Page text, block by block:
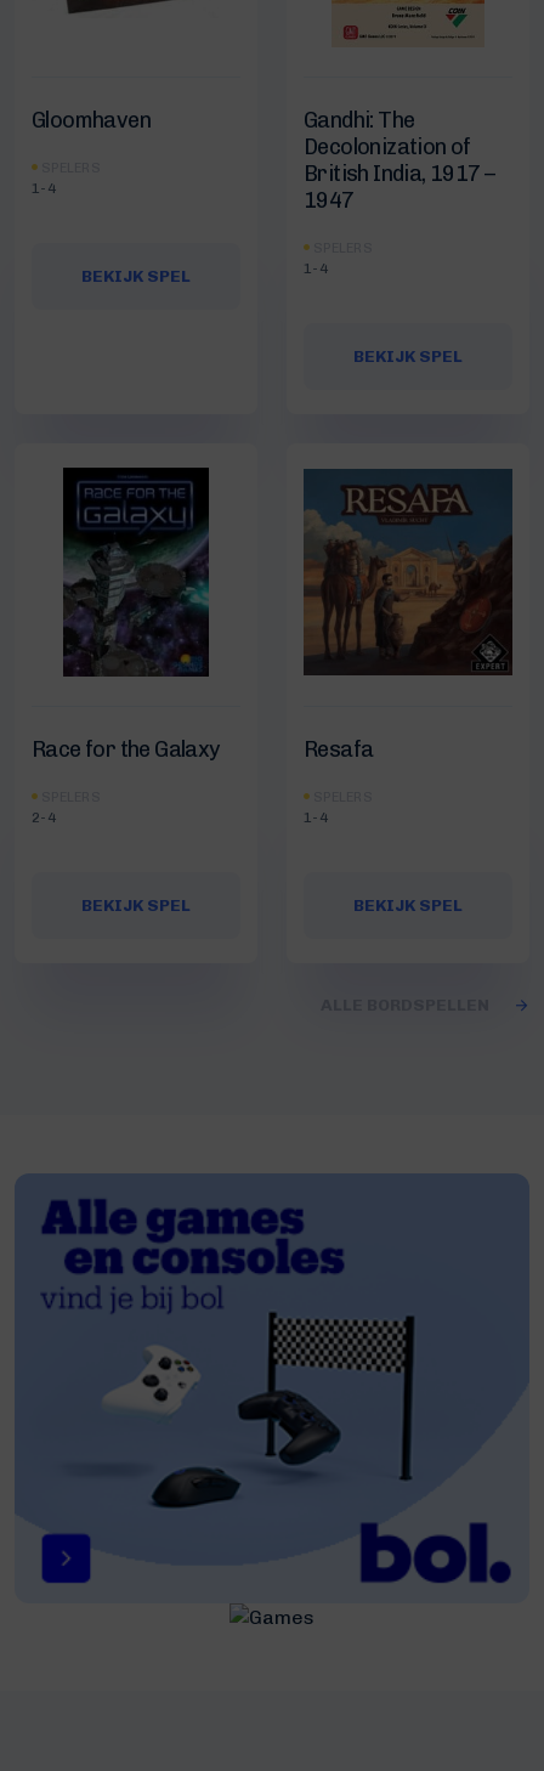
Gloomhaven
1-4
BEKIJK SPEL
Gandhi: The
Decolonization of
British India, 1917 –
1947
1-4
BEKIJK SPEL
Race for the Galaxy
2-4
BEKIJK SPEL
Resafa
1-4
BEKIJK SPEL